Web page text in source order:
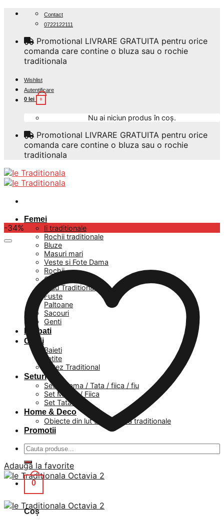
Skip
Contact
0722122111
Promotional LIVRARE GRATUITA pentru orice
comanda care contine o bluza sau o rochie
traditionala
Wishlist
Autentificare
0 lei 0
Nu ai niciun produs în coș.
Promotional LIVRARE GRATUITA pentru orice
comanda care contine o bluza sau o rochie
traditionala
Femei
Ii traditionale
Rochii traditionale
Bluze
Masuri mari
Veste si Fote Dama
Rochii
Camasi
Brau Traditional
Fuste
Paltoane
Sacouri
Genti
Barbati
Copii
Baieti
Fetite
Botez Traditional
Seturi
Set – Mama / Tata / fiica / fiu
Set Mama / Fiica
Set Tata / Fiu
Home & Deco
Obiecte din lut si ceramica traditionale
Promotii
Caută
după:
0
Coș
-34%
Adauga la favorite